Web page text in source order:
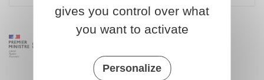
gives you control over what
you want to activate
Personalize